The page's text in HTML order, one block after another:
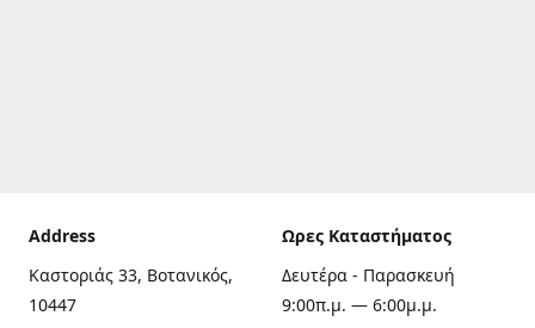
Address
Καστοριάς 33, Βοτανικός,
10447
Ωρες Καταστήματος
Δευτέρα - Παρασκευή
9:00π.μ. — 6:00μ.μ.